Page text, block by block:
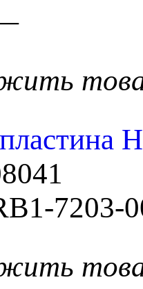
7203-